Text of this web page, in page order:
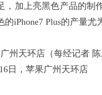
，加上亮黑色产品的制
iPhone7 Plus的产量尤
日，苹果广州天环店